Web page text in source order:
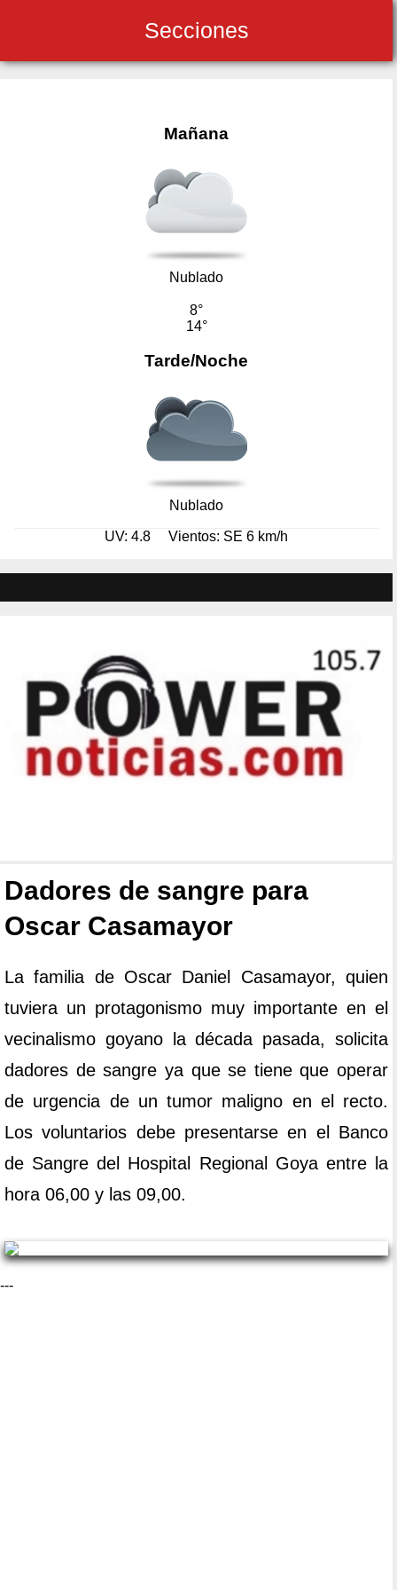
Secciones
Mañana
Nublado
8°
14°
Tarde/Noche
Nublado
UV: 4.8 Vientos: SE 6 km/h
Dadores de sangre para
Oscar Casamayor
La familia de Oscar Daniel Casamayor, quien
tuviera un protagonismo muy importante en el
vecinalismo goyano la década pasada, solicita
dadores de sangre ya que se tiene que operar
de urgencia de un tumor maligno en el recto.
Los voluntarios debe presentarse en el Banco
de Sangre del Hospital Regional Goya entre la
hora 06,00 y las 09,00.
---